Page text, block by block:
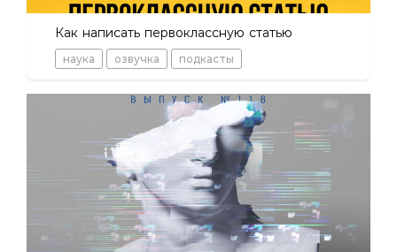
Как написать первоклассную статью
наука озвучка подкасты